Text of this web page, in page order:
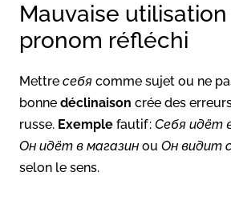
Mauvaise
pronom réfléchi
Mettre себя comme sujet ou ne
bonne déclinaison crée des
russe. Exemple fautif : Себя идёт
Он идёт в магазин ou Он видит
selon le sens.